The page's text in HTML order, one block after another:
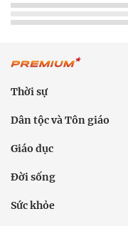
Thời sự
Dân tộc và Tôn giáo
Giáo dục
Đời sống
Sức khỏe